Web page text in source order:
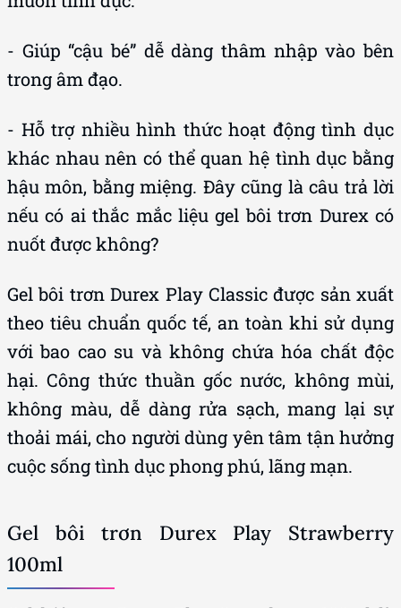
- Giúp “cậu bé” dễ dàng thâm nhập vào bên
trong âm đạo.
- Hỗ trợ nhiều hình thức hoạt động tình dục
khác nhau nên có thể quan hệ tình dục bằng
hậu môn, bằng miệng. Đây cũng là câu trả lời
nếu có ai thắc mắc liệu gel bôi trơn Durex có
nuốt được không?
Gel bôi trơn Durex Play Classic được sản xuất
theo tiêu chuẩn quốc tế, an toàn khi sử dụng
với bao cao su và không chứa hóa chất độc
hại. Công thức thuần gốc nước, không mùi,
không màu, dễ dàng rửa sạch, mang lại sự
thoải mái, cho người dùng yên tâm tận hưởng
cuộc sống tình dục phong phú, lãng mạn.
Gel bôi trơn Durex Play Strawberry
100ml